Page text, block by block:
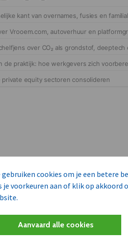
gebruiken cookies om je een betere
je voorkeuren aan of klik op akkoord
Aanvaard alle cookies
14
aan dit bedrijf verkopen?
klant worden van deze